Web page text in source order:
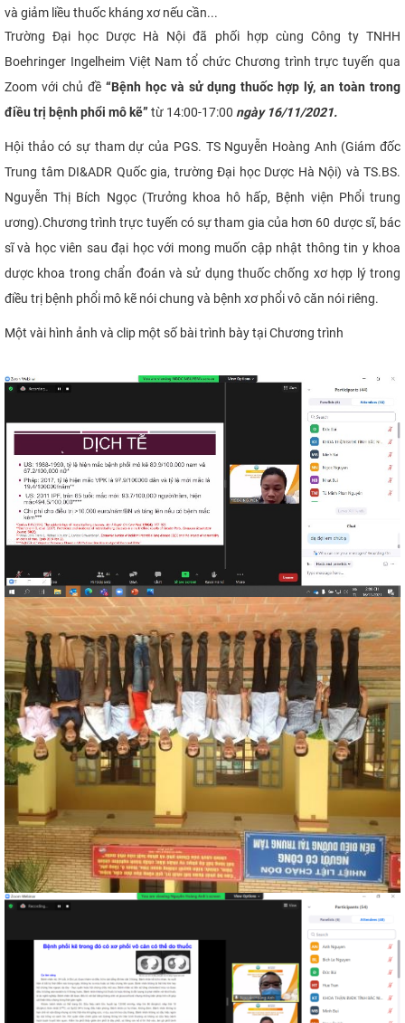
và giảm liều thuốc kháng xơ nếu cần...
Trường Đại học Dược Hà Nội đã phối hợp cùng Công ty TNHH
Boehringer Ingelheim Việt Nam tổ chức Chương trình trực tuyến qua
Zoom với chủ đề “Bệnh học và sử dụng thuốc hợp lý, an toàn trong
điều trị bệnh phổi mô kẽ” từ 14:00-17:00 ngày 16/11/2021.
Hội thảo có sự tham dự của PGS. TS Nguyễn Hoàng Anh (Giám đốc
Trung tâm DI&ADR Quốc gia, trường Đại học Dược Hà Nội) và TS.BS.
Nguyễn Thị Bích Ngọc (Trưởng khoa hô hấp, Bệnh viện Phổi trung
ương).Chương trình trực tuyến có sự tham gia của hơn 60 dược sĩ, bác
sĩ và học viên sau đại học với mong muốn cập nhật thông tin y khoa
dược khoa trong chẩn đoán và sử dụng thuốc chống xơ hợp lý trong
điều trị bệnh phổi mô kẽ nói chung và bệnh xơ phổi vô căn nói riêng.
Một vài hình ảnh và clip một số bài trình bày tại Chương trình